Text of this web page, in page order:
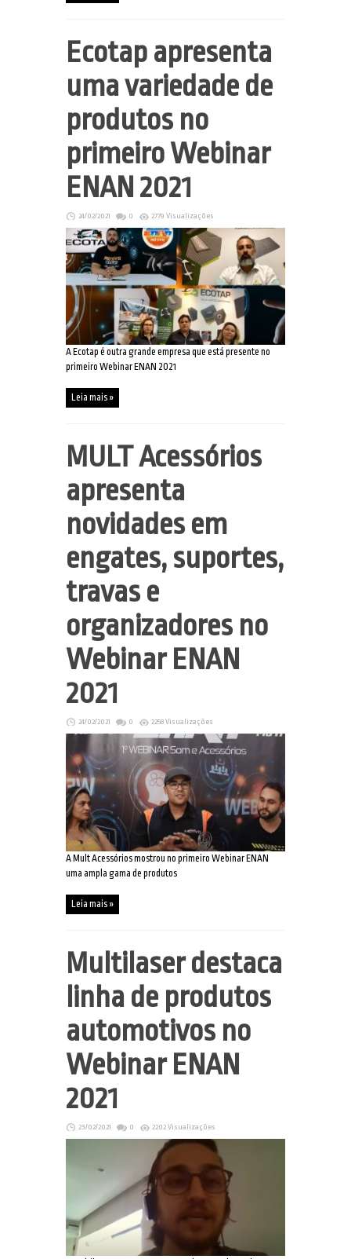
Ecotap apresenta
uma variedade de
produtos no
primeiro Webinar
ENAN 2021
24/02/2021 0 2779 Visualizações
A Ecotap é outra grande empresa que está presente no
primeiro Webinar ENAN 2021
Leia mais »
MULT Acessórios
apresenta
novidades em
engates, suportes,
travas e
organizadores no
Webinar ENAN
2021
24/02/2021 0 2258 Visualizações
A Mult Acessórios mostrou no primeiro Webinar ENAN
uma ampla gama de produtos
Leia mais »
Multilaser destaca
linha de produtos
automotivos no
Webinar ENAN
2021
23/02/2021 0 2202 Visualizações